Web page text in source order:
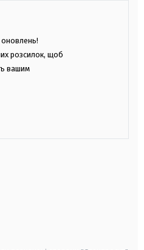
оновлень!
розсилок, щоб
вашим